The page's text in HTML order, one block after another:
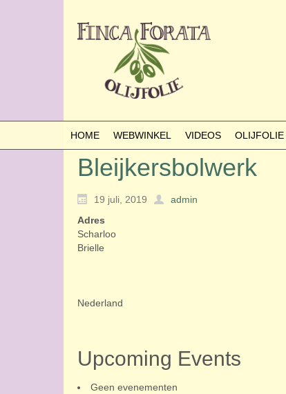
HOME WEBWINKEL VIDEOS OLIJFOLIE
Bleijkersbolwerk
19 juli, 2019
admin
Adres
Scharloo
Brielle
Nederland
Upcoming Events
Geen evenementen